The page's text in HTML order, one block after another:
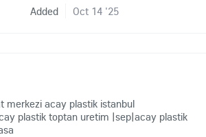
Added
Oct 14 '25
merkezi acay plastik istanbul
plastik toptan uretim |sep|acay plastik